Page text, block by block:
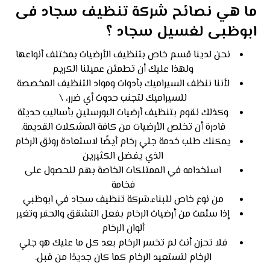
ما هي نصائح شركة تنظيف سجاد فى
ابوظبى لغسيل سجاد ؟
نحن لدينا قسم خاص بتنظيف الأرضيات بمختلف أنواعها
ولهذا عليك أن تطمئن عميلنا الكريم
لأننا ننظف السيراميك بأدوات ومواد التنظيف المخصصة
للسيراميك لتجنب حدوث أي ضرر، \
وكذلك نقوم بتنظيف أرضيات البورسلين بأساليب حديثة
قادرة أن تخلص الأرضيات من كافة المشكلات القديمة.
يمكنك طلب خدمة جلي رخام أيضًا لاستعادة رونق الرخام
الذي يفضل الكثيرين
استخدامه في الممتلكات الخاصة بهم للحصول على
فخامة
من نوع خاص للبناء.شركة تنظيف سجاد في ابوظبي
إذا سئمت من أرضيات الرخام بفعل التشقق والحفر وتغير
ألوان الرخام
فلا تحزن أنت لم تخسر الرخام بعد كل ما عليك هو جلي
الرخام لتستعيد الرخام كما كان جديدًا من قبل.